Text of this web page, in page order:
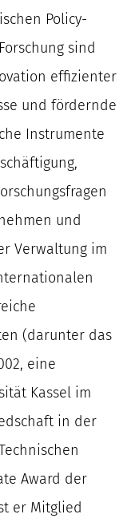
Policy-
sind
effizienter
und fördernde
Instrumente
und
Verwaltung im
(darunter das
eine
Kassel im
in der
Award der
er Mitglied